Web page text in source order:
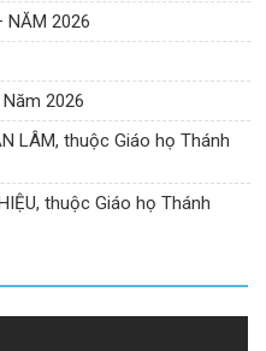
NĂM 2026
2026
LÂM, thuộc Giáo họ Thánh
thuộc Giáo họ Thánh